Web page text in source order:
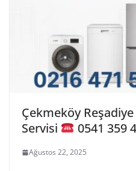
Çekmeköy
Servisi
0541 359
Ağustos 22, 2025